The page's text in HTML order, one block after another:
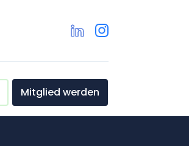
Mitglied werden